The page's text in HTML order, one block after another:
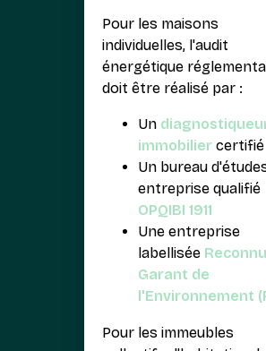
Pour les maisons
individuelles, l'audit
énergétique
doit être réalisé par :
Un
immobilier certifié
Un bureau
entreprise qualifié
OPQIBI 1911
Une entreprise
labellisée Reconnu
Garant de
l'Environnement
Pour les immeubles